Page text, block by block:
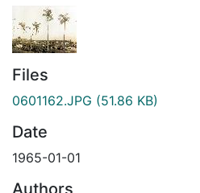
Files
0601162.JPG (51.86 KB)
Date
1965-01-01
Authors